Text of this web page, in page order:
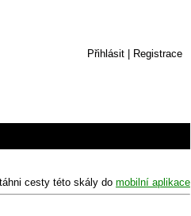
Přihlásit Registrace
cesty této skály do mobilní aplikace